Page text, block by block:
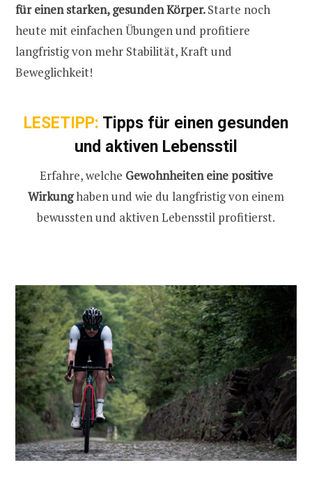
für einen starken, gesunden Körper.Starte noch
heute mit einfachen Übungen und profitiere
langfristig von mehr Stabilität, Kraft und
Beweglichkeit!
LESETIPP: Tipps für einen gesunden
und aktiven Lebensstil
Erfahre, welche Gewohnheiten eine positive
Wirkunghaben und wie du langfristig von einem
bewussten und aktiven Lebensstil profitierst.